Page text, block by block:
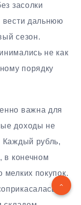
засолки
вести дальнюю
сезон.
не как
порядку
важна для
доходы не
Каждый рубль,
в конечном
мелких покупок.
с